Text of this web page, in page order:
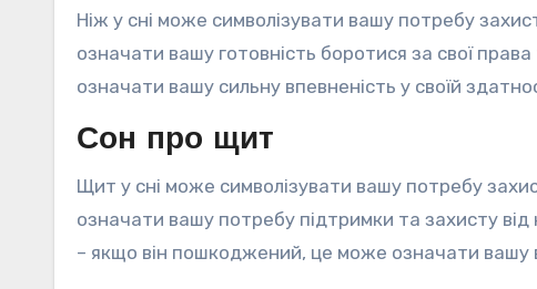
Ніж у сні може символізувати вашу потребу
означати вашу готовність боротися за свої
означати вашу сильну впевненість у своїй
Сон про щит
Щит у сні може символізувати вашу потребу
означати вашу потребу підтримки та захисту
– якщо він пошкоджений, це може означати вашу